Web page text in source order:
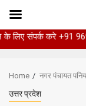
करे +91
content
Home नगर पंचायत
उत्तर प्रदेश